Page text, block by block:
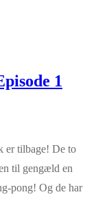
1
er tilbage! De to
til gengæld en
pong! Og de har